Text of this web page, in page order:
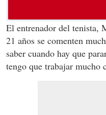
El entrenador del tenista,
21 años se comenten
saber cuando hay que
tengo que trabajar mucho